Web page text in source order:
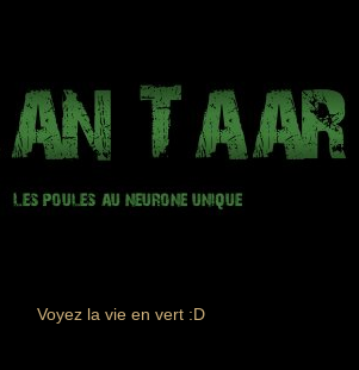
Voyez la vie en vert :D